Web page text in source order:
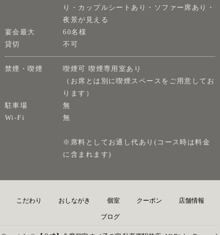
り・カップルシートあり・ソファー席あり・
夜景が見える
宴会最大
60名様
貸切
不可
禁煙・喫煙
喫煙可 喫煙専用室あり
（お席とは別に喫煙スペースをご用意してお
ります）
駐車場
無
Wi-Fi
無
※席料としてお通し代あり(コース時は料金
に含まれます)
こだわり おしながき 個室 クーポン 店舗情報
ブログ